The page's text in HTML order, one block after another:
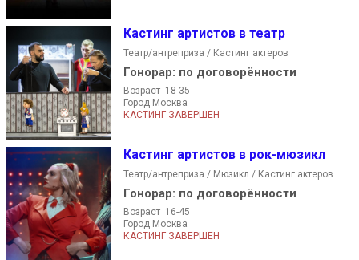
Кастинг артистов в театр
Театр/антреприза / Кастинг актеров
Гонорар: по договорённости
Возраст 18-35
Город Москва
КАСТИНГ ЗАВЕРШЕН
Кастинг артистов в рок-мюзикл
Театр/антреприза / Мюзикл / Кастинг актеров
Гонорар: по договорённости
Возраст 16-45
Город Москва
КАСТИНГ ЗАВЕРШЕН